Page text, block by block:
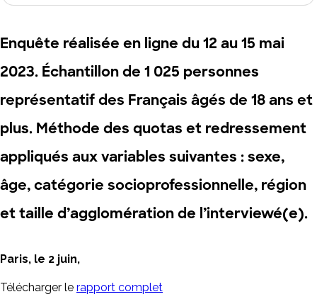
Enquête réalisée en ligne du 12 au 15 mai
2023. Échantillon de 1 025 personnes
représentatif des Français âgés de 18 ans et
plus. Méthode des quotas et redressement
appliqués aux variables suivantes : sexe,
âge, catégorie socioprofessionnelle, région
et taille d’agglomération de l’interviewé(e).
Paris, le 2 juin,
Télécharger le rapport complet